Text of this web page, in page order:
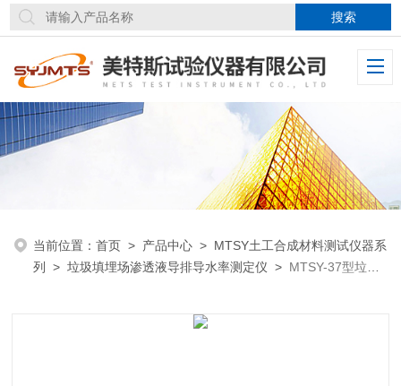
当前位置：首页 > 产品中心 > MTSY土工合成材料测试仪器系
列
>垃圾填埋场渗透液导排导水率测定仪 > MTSY-37型垃圾